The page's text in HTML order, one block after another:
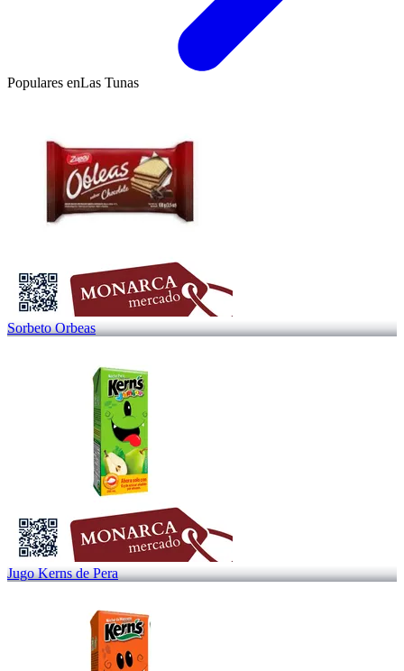
Populares enLas Tunas
Sorbeto Orbeas
Jugo Kerns de Pera